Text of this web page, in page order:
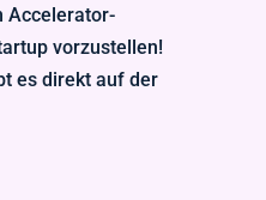
Accelerator-
vorzustellen!
es direkt auf der